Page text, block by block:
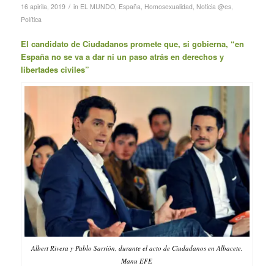
16 apirila, 2019 / in EL MUNDO, España, Homosexualidad, Noticia @es,
Política
El candidato de Ciudadanos promete que, si gobierna, “en
España no se va a dar ni un paso atrás en derechos y
libertades civiles”
Albert Rivera y Pablo Sarrión, durante el acto de Ciudadanos en Albacete.
Manu EFE